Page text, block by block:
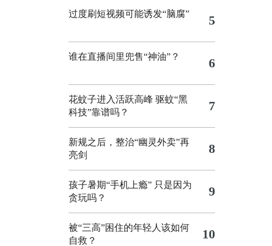
过度刷短视频可能诱发“脑腐” 5
谁在直播间里兜售“神油”？ 6
花蚊子进入活跃高峰 驱蚊“黑
科技”靠谱吗？
7
新规之后，整治“幽灵外卖”再
亮剑
8
孩子暑期“手机上瘾” 只是因为
贪玩吗？
9
被“三高”困住的年轻人该如何
自救？
10